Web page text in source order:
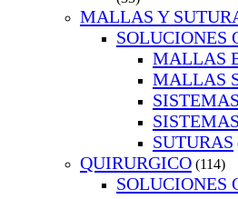
MALLAS Y
SOLUCIONES
MALLAS
MALLAS
SUTURAS
QUIRURGICO (114)
SOLUCIONES